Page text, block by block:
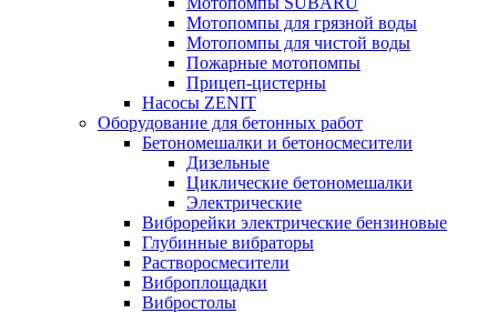
Мотопомпы для грязной воды
Мотопомпы для чистой воды
Пожарные мотопомпы
Прицеп-цистерны
Насосы ZENIT
Оборудование для бетонных работ
Бетономешалки и бетоносмесители
Дизельные
Циклические бетономешалки
Электрические
Виброрейки электрические бензиновые
Глубинные вибраторы
Растворосмесители
Виброплощадки
Вибростолы